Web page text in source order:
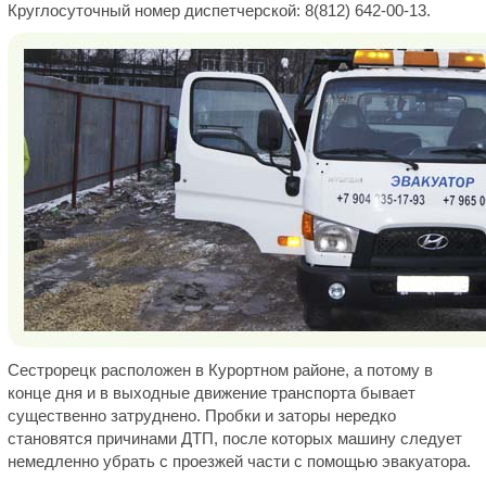
Круглосуточный номер диспетчерской: 8(812) 642-00-13.
Сестрорецк расположен в Курортном районе, а потому в
конце дня и в выходные движение транспорта бывает
существенно затруднено. Пробки и заторы нередко
становятся причинами ДТП, после которых машину следует
немедленно убрать с проезжей части с помощью эвакуатора.